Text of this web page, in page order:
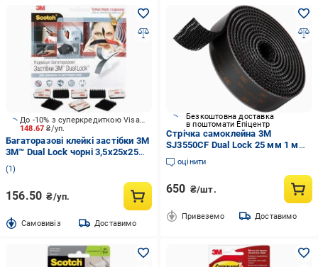
148.67₴/уп.
До -10% з суперкредиткою Visa Вигода
Багаторазові клейкі застібки 3M
3М™ Dual Lock чорні 3,5x25x25
мм 8 шт
1
156.50 ₴/уп.
Cамовивіз Доставимо
Безкоштовна доставка
в поштомати Епіцентр
Стрічка самоклейна 3M
SJ3550CF Dual Lock 25 мм 1 м
(2430505272)
оцінити
650 ₴/шт.
Привеземо Доставимо